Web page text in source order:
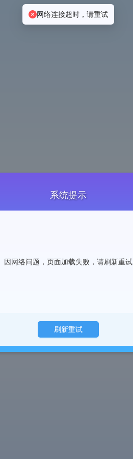
系统提示
因网络问题，页面加载失败，请刷新重试
刷新重试
网络连接超时，请重试